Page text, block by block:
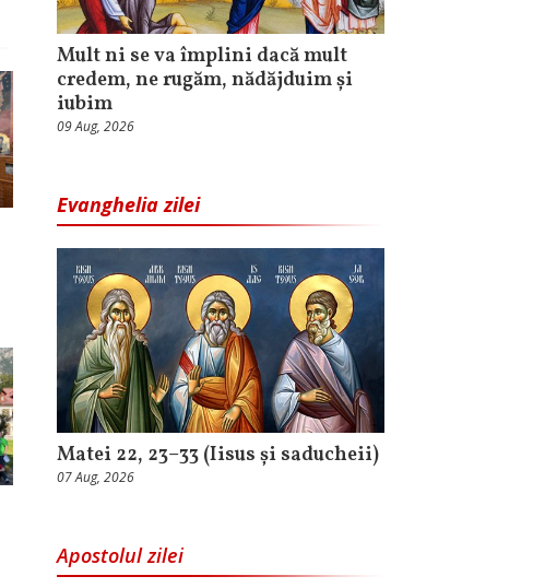
Mult ni se va împlini dacă mult
credem, ne rugăm, nădăjduim și
iubim
09 Aug, 2026
Evanghelia zilei
Matei 22, 23–33 (Iisus și saducheii)
07 Aug, 2026
Apostolul zilei